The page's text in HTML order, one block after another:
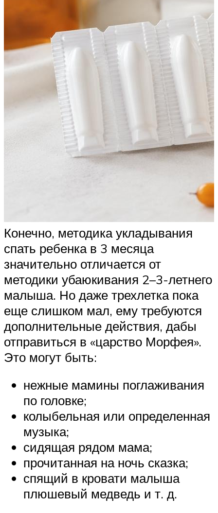
Конечно, методика укладывания
спать ребенка в 3 месяца
значительно отличается от
методики убаюкивания 2–3-летнего
малыша. Но даже трехлетка пока
еще слишком мал, ему требуются
дополнительные действия, дабы
отправиться в «царство Морфея».
Это могут быть:
нежные мамины поглаживания
по головке;
колыбельная или определенная
музыка;
сидящая рядом мама;
прочитанная на ночь сказка;
спящий в кровати малыша
плюшевый медведь и т. д.